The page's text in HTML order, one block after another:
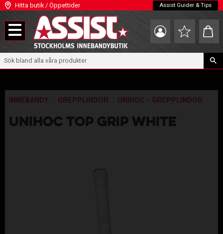
Meny
Hitta butik / Öppettider Assist Guider & Tips
Favoriter
INNEBANDY GREPPLINDOR UNIHOC - GREPPLINDOR
UNIHOC TOP GRIP WHITE